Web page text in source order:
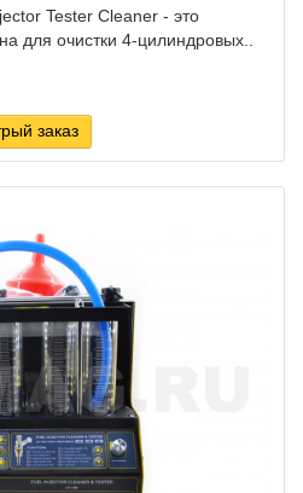
Tester Cleaner - это
для очистки 4-цилиндровых..
заказ